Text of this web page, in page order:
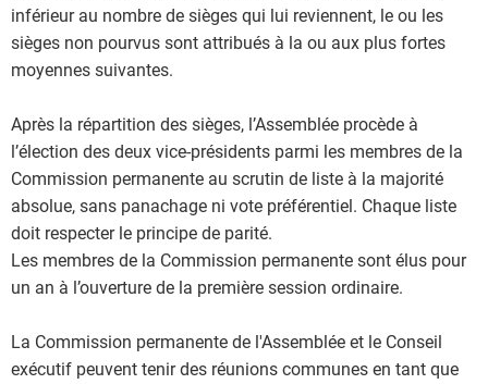
inférieur au nombre de sièges qui lui reviennent, le ou les
sièges non pourvus sont attribués à la ou aux plus fortes
moyennes suivantes.
Après la répartition des sièges, l’Assemblée procède à
l’élection des deux vice-présidents parmi les membres de la
Commission permanente au scrutin de liste à la majorité
absolue, sans panachage ni vote préférentiel. Chaque liste
doit respecter le principe de parité.
Les membres de la Commission permanente sont élus pour
un an à l’ouverture de la première session ordinaire.
La Commission permanente de l'Assemblée et le Conseil
exécutif peuvent tenir des réunions communes en tant que